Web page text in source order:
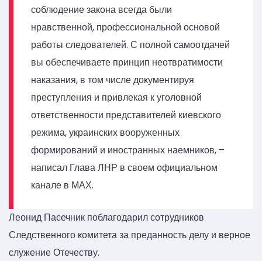
соблюдение закона всегда были
нравственной, профессиональной основой
работы следователей. С полной самоотдачей
вы обеспечиваете принцип неотвратимости
наказания, в том числе документируя
преступления и привлекая к уголовной
ответственности представителей киевского
режима, украинских вооруженных
формирований и иностранных наемников, –
написал Глава ЛНР в своем официальном
канале в МАХ.
Леонид Пасечник поблагодарил сотрудников
Следственного комитета за преданность делу и верное
служение Отечеству.